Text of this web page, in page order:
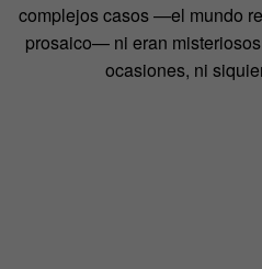
complejos casos —el mundo
prosaico— ni eran
ocasiones, ni